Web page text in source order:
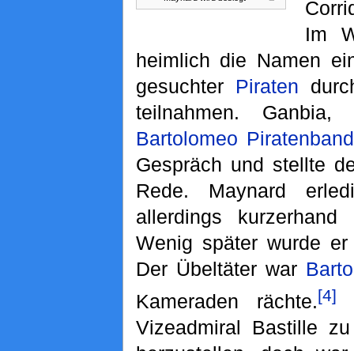
Im
heimlich die Namen
gesuchter Piraten
teilnahmen. Ganbia,
Bartolomeo
Gespräch und stellte
Rede. Maynard
allerdings
Wenig später wurde
Der Übeltäter war
Kameraden rächte.[4]
Vizeadmiral Bastille